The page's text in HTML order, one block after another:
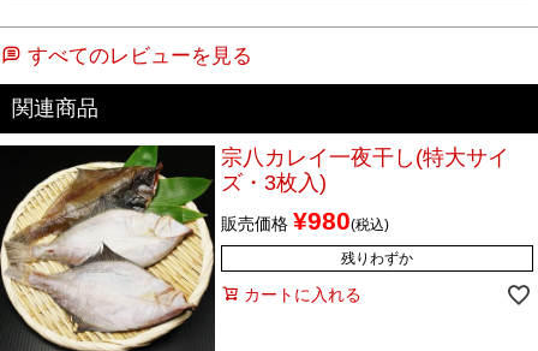
すべてのレビューを見る
宗八カレイ一夜干し(特大サイ
ズ・3枚入)
販売価格 ¥980 税込
残りわずか
カートに入れる